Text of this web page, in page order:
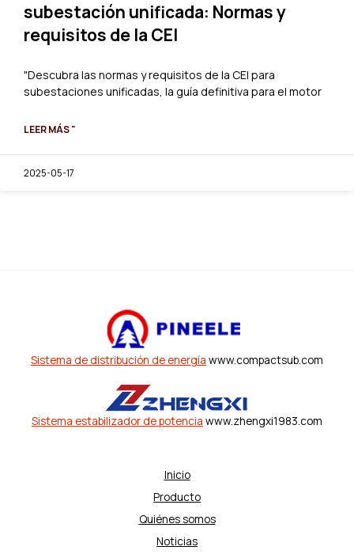
subestación unificada: Normas y
requisitos de la CEI
"Descubra las normas y requisitos de la CEI para
subestaciones unificadas, la guía definitiva para el motor
LEER MÁS "
2025-05-17
Sistema de distribución de energía www.compactsub.com
Sistema estabilizador de potencia www.zhengxi1983.com
Inicio
Producto
Quiénes somos
Noticias